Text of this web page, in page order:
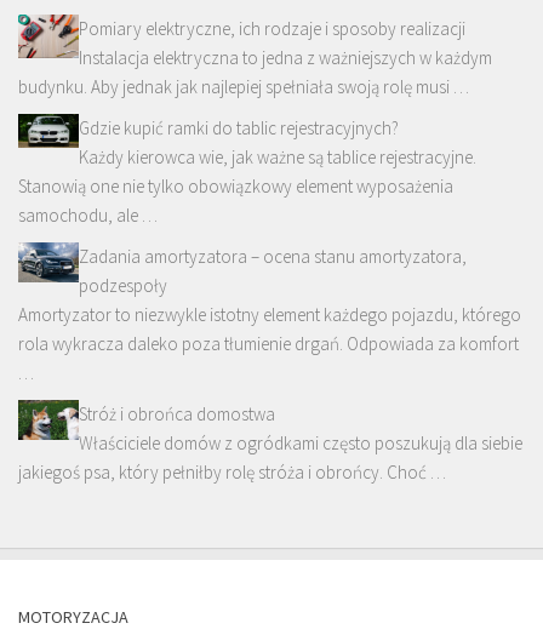
Pomiary elektryczne, ich rodzaje i sposoby realizacji
Instalacja elektryczna to jedna z ważniejszych w każdym
budynku. Aby jednak jak najlepiej spełniała swoją rolę musi …
Gdzie kupić ramki do tablic rejestracyjnych?
Każdy kierowca wie, jak ważne są tablice rejestracyjne.
Stanowią one nie tylko obowiązkowy element wyposażenia
samochodu, ale …
Zadania amortyzatora – ocena stanu amortyzatora,
podzespoły
Amortyzator to niezwykle istotny element każdego pojazdu, którego
rola wykracza daleko poza tłumienie drgań. Odpowiada za komfort
Stróż i obrońca domostwa
Właściciele domów z ogródkami często poszukują dla siebie
jakiegoś psa, który pełniłby rolę stróża i obrońcy. Choć …
MOTORYZACJA